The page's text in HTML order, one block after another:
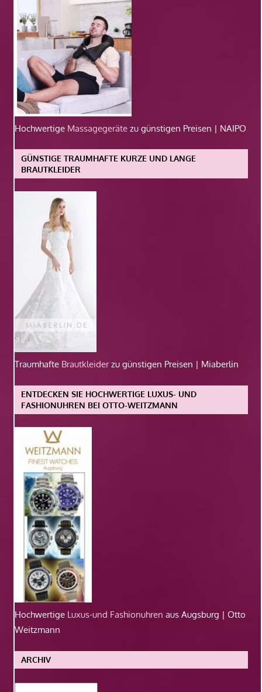
Hochwertige Massagegeräte zu günstigen Preisen | NAIPO
GÜNSTIGE TRAUMHAFTE KURZE UND LANGE
BRAUTKLEIDER
Traumhafte Brautkleiderzu günstigen Preisen | Miaberlin
ENTDECKEN SIE HOCHWERTIGE LUXUS- UND
FASHIONUHREN BEI OTTO-WEITZMANN
Hochwertige Luxus-und Fashionuhren aus Augsburg | Otto
Weitzmann
ARCHIV